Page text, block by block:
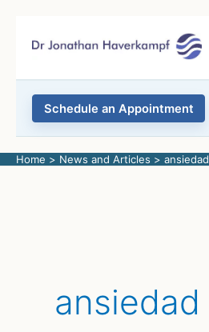
Schedule an Appointment
Home News and Articles ansiedad
ansiedad